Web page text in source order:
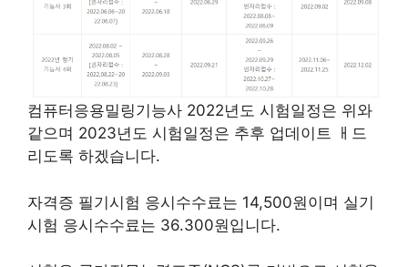
컴퓨터응용밀링기능사 2022년도 시험일정은 위와
같으며 2023년도 시험일정은 추후 업데이트 ㅐ드
리도록 하겠습니다.
자격증 필기시험 응시수수료는 14,500원이며 실기
시험 응시수수료는 36.300원입니다.